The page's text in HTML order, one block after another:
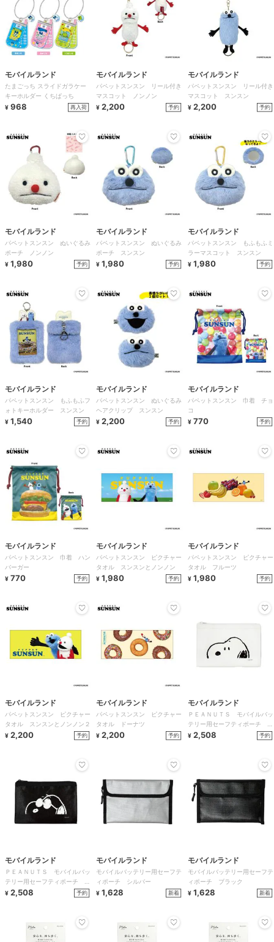
モバイルランド
たまごっち スライドガラケー
キーホルダー くちぱっち
¥ 968 再入荷
モバイルランド
パペットスンスン リール付き
マスコット ノンノン
¥ 2,200 予約
モバイルランド
パペットスンスン リール付き
マスコット スンスン
¥ 2,200 予約
モバイルランド
パペットスンスン ぬいぐるみ
ポーチ ノンノン
¥ 1,980 予約
モバイルランド
パペットスンスン ぬいぐるみ
ポーチ スンスン
¥ 1,980 予約
モバイルランド
パペットスンスン もふもふミ
ラーマスコット スンスン
¥ 1,980 予約
モバイルランド
パペットスンスン もふもふフ
ォトキーホルダー スンスン
¥ 1,540 予約
モバイルランド
パペットスンスン ぬいぐるみ
ヘアクリップ スンスン
¥ 2,200 予約
モバイルランド
パペットスンスン 巾着 チョ
コ
¥ 770 予約
モバイルランド
パペットスンスン 巾着 ハン
バーガー
¥ 770 予約
モバイルランド
パペットスンスン ピクチャー
タオル スンスンとノンノン
¥ 1,980 予約
モバイルランド
パペットスンスン ピクチャー
タオル フルーツ
¥ 1,980 予約
モバイルランド
パペットスンスン ピクチャー
タオル スンスンとノンノン２
¥ 2,200 予約
モバイルランド
パペットスンスン ピクチャー
タオル ドーナツ
¥ 2,200 予約
モバイルランド
ＰＥＡＮＵＴＳ モバイルバッ
テリー用セーフティポーチ ス
ヌーピー
¥ 2,508 予約
モバイルランド
ＰＥＡＮＵＴＳ モバイルバッ
テリー用セーフティポーチ ジ
ョー・クール
¥ 2,508 予約
モバイルランド
モバイルバッテリー用セーフテ
ィポーチ シルバー
¥ 1,628 新着
モバイルランド
モバイルバッテリー用セーフテ
ィポーチ ブラック
¥ 1,628 新着